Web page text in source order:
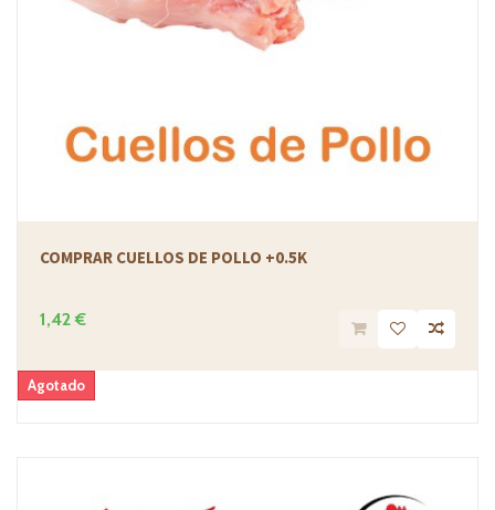
COMPRAR CUELLOS DE POLLO +0.5K
1,42 €
Agotado